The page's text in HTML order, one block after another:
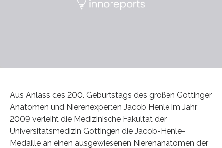
Aus Anlass des 200. Geburtstags des großen Göttinger
Anatomen und Nierenexperten Jacob Henle im Jahr
2009 verleiht die Medizinische Fakultät der
Universitätsmedizin Göttingen die Jacob-Henle-
Medaille an einen ausgewiesenen Nierenanatomen der